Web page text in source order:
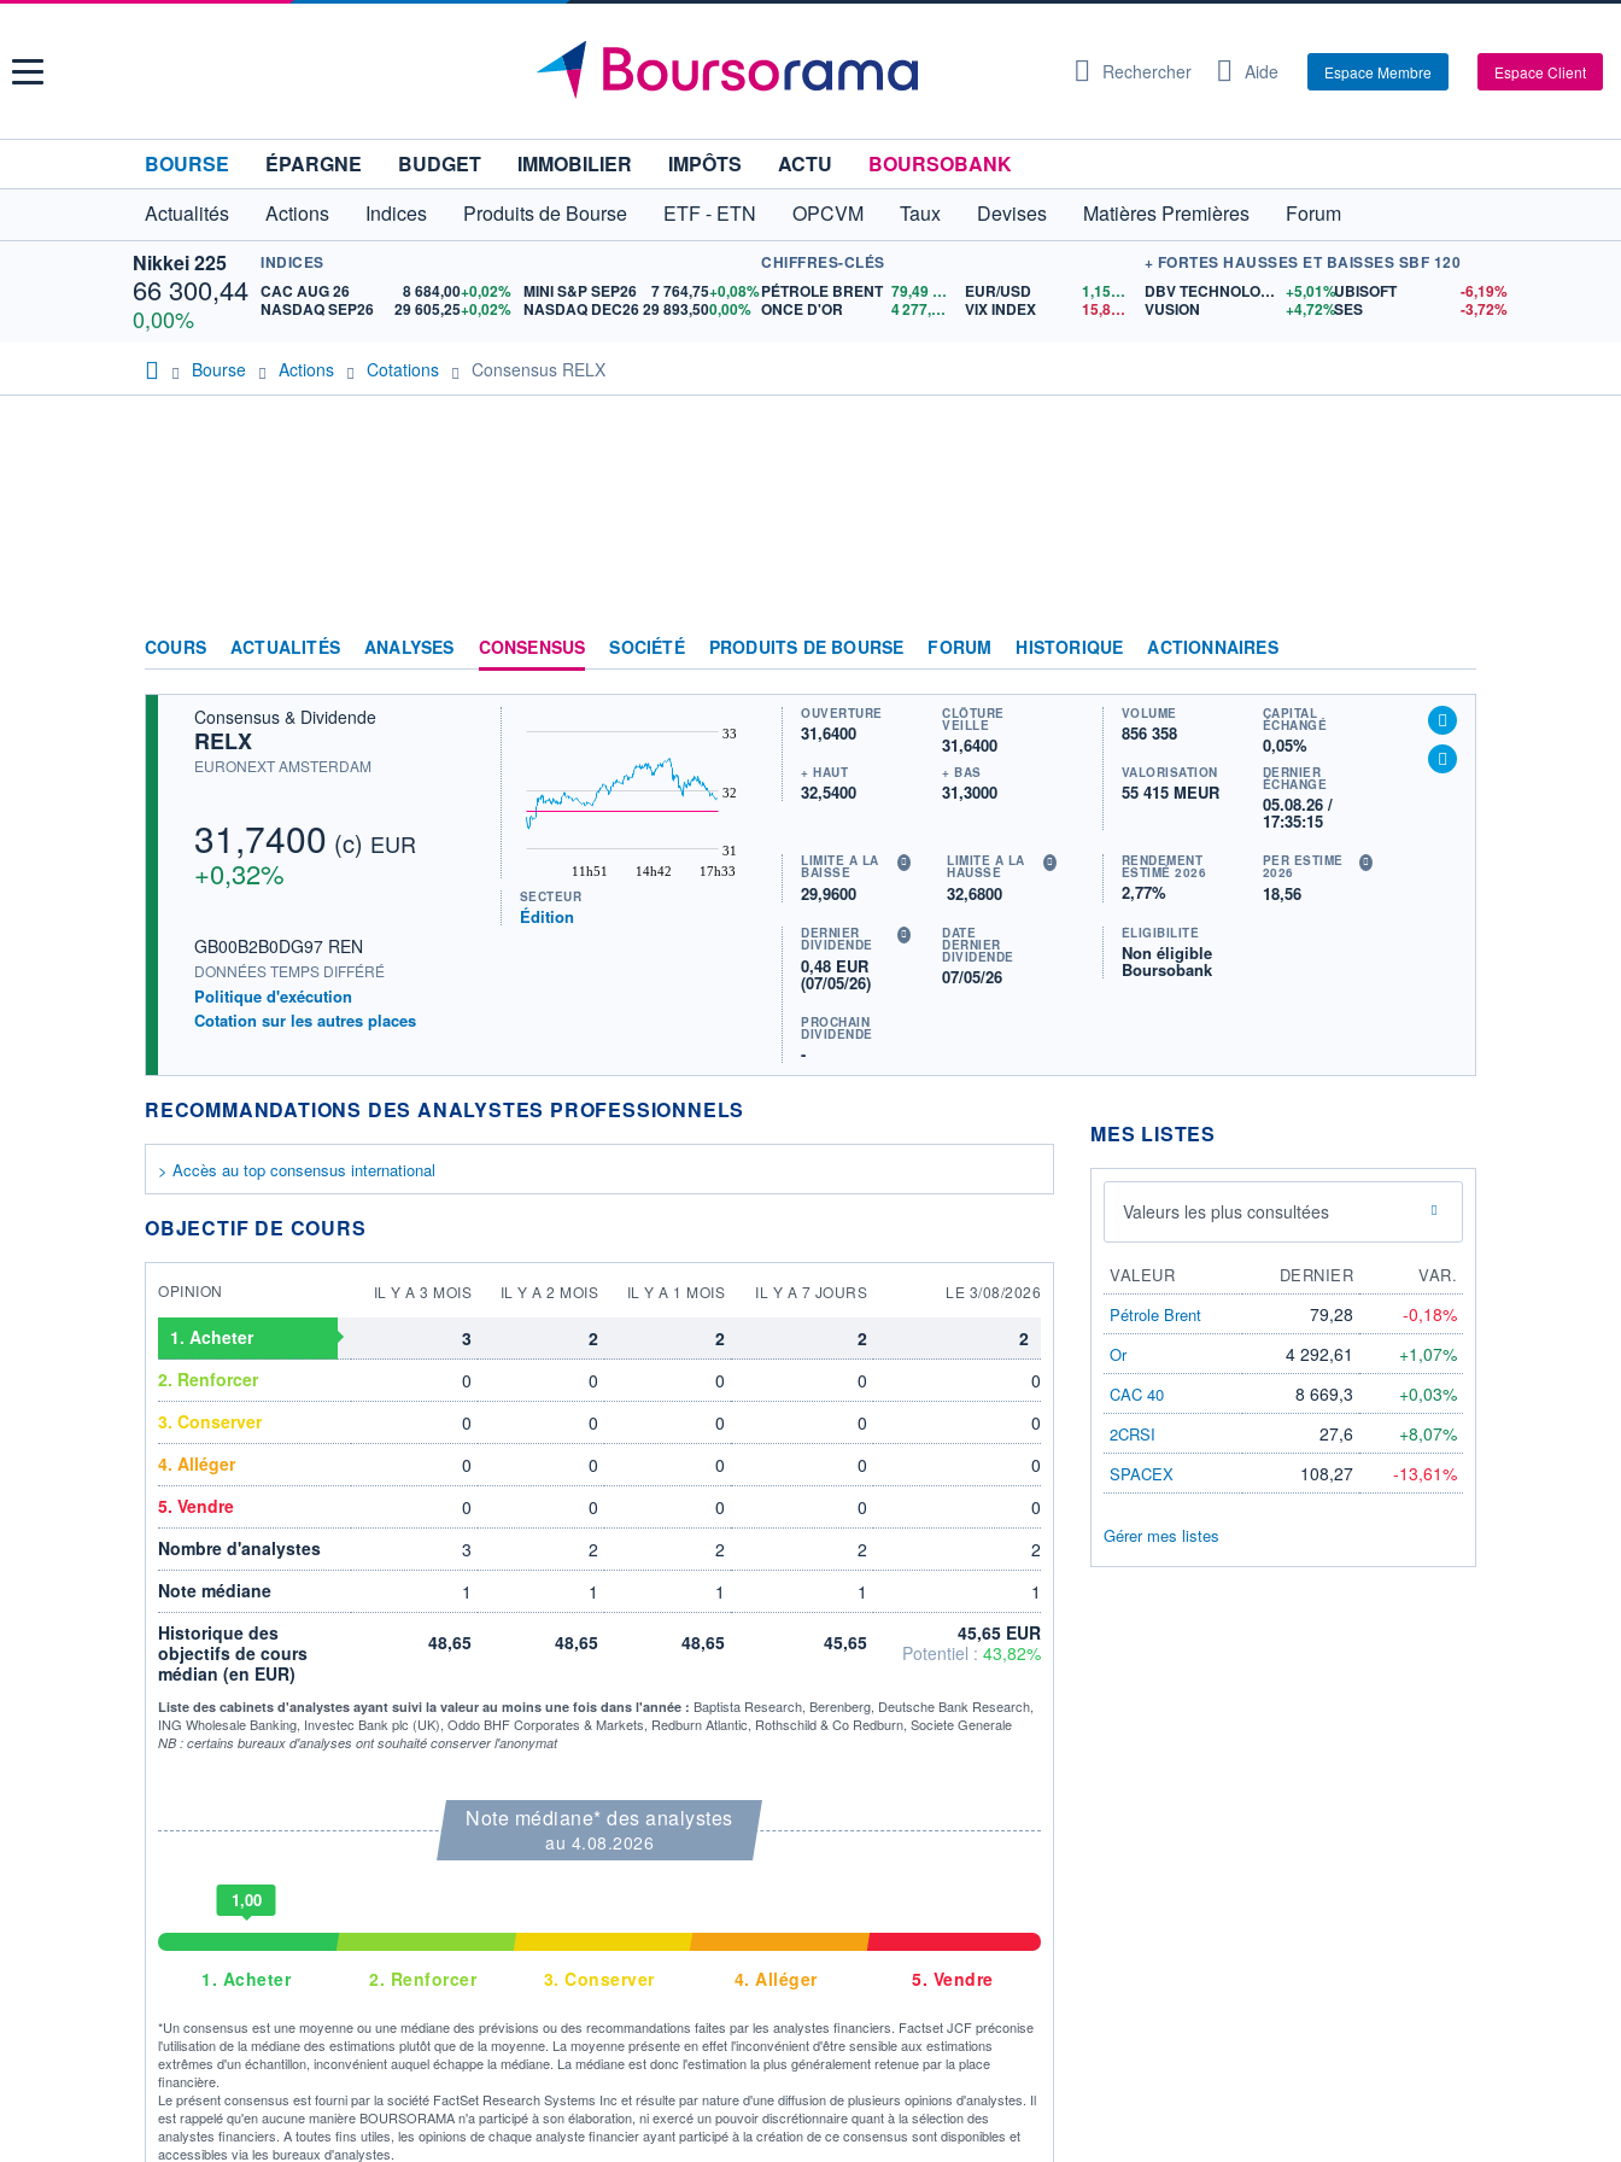
Menu Rechercher Aide Espace Membre Espace Client
BOURSE ÉPARGNE BUDGET IMMOBILIER IMPÔTS ACTU
BOURSOBANK
Actualités
Actions Indices Produits de Bourse ETF - ETN OPCVM Taux Devises Matières Premières
Forum
Nikkei 225
66 300,44
0,00%
INDICES
CAC AUG 26
8 684,00+0,02%
NASDAQ SEP26
29 605,25+0,02%
MINI S&P SEP26 7 764,75+0,08%
NASDAQ DEC2629 893,500,00%
CHIFFRES-CLÉS
PÉTROLE BRENT 79,49$US
ONCE D'OR
4 277,74 $US
EUR/USD 1,1556
$US
VIX INDEX
15,81$US
+ FORTES HAUSSES ET BAISSES SBF 120
DBV TECHNOLOGIES +5,01%
VUSION
+4,72%
UBISOFT
-6,19%
SES
-3,72%
Bourse Actions Cotations Consensus RELX
COURS ACTUALITÉS ANALYSES CONSENSUS SOCIÉTÉ PRODUITS DE BOURSE FORUM HISTORIQUE ACTIONNAIRES
Consensus & Dividende
RELX
EURONEXT AMSTERDAM
31,7400 (c) EUR
+0,32%
GB00B2B0DG97 REN
DONNÉES TEMPS DIFFÉRÉ
Politique d'exécution
Cotation sur les autres places
11h51 14h42 17h33
31
32
33
SECTEUR
Édition
OUVERTURE
31,6400
CLÔTURE
VEILLE
31,6400
+ HAUT
32,5400
+ BAS
31,3000
VOLUME
856 358
CAPITAL
ÉCHANGÉ
0,05%
VALORISATION
55 415 MEUR
DERNIER
ÉCHANGE
05.08.26 /
17:35:15
LIMITE À LA
BAISSE
29,9600
LIMITE À LA
HAUSSE
32,6800
RENDEMENT
ESTIMÉ 2026
2,77%
PER ESTIMÉ
2026
18,56
DERNIER
DIVIDENDE
0,48 EUR
(07/05/26)
DATE
DERNIER
DIVIDENDE
07/05/26
PROCHAIN
DIVIDENDE
-
ÉLIGIBILITÉ
Non éligible
Boursobank
RECOMMANDATIONS DES ANALYSTES PROFESSIONNELS
> Accès au top consensus international
OBJECTIF DE COURS
OPINION IL Y A 3 MOIS IL Y A 2 MOIS IL Y A 1 MOIS IL Y A 7 JOURS LE 3/08/2026
1. Acheter 3 2 2 2
2
2. Renforcer
0 0 0 0
0
3. Conserver
0 0 0 0
0
4. Alléger
0 0 0 0
0
5. Vendre
0 0 0 0
0
Nombre d'analystes
3 2 2 2
2
Note médiane
1 1 1 1
1
Historique des
objectifs de cours
médian (en EUR)
48,65 48,65 48,65 45,65
45,65 EUR
Potentiel : 43,82%
Liste des cabinets d'analystes ayant suivi la valeur au moins une fois dans l'année : Baptista Research, Berenberg, Deutsche Bank Research,
ING Wholesale Banking, Investec Bank plc (UK), Oddo BHF Corporates & Markets, Redburn Atlantic, Rothschild & Co Redburn, Societe Generale
NB : certains bureaux d'analyses ont souhaité conserver l'anonymat
Note médiane* des analystes
au 4.08.2026
1,00
1. Acheter 2. Renforcer 3. Conserver 4. Alléger 5. Vendre
*Un consensus est une moyenne ou une médiane des prévisions ou des recommandations faites par les analystes financiers. Factset JCF préconise
l'utilisation de la médiane des estimations plutôt que de la moyenne. La moyenne présente en effet l'inconvénient d'être sensible aux estimations
extrêmes d'un échantillon, inconvénient auquel échappe la médiane. La médiane est donc l'estimation la plus généralement retenue par la place
financière.
Le présent consensus est fourni par la société FactSet Research Systems Inc et résulte par nature d'une diffusion de plusieurs opinions d'analystes. Il
est rappelé qu'en aucune manière BOURSORAMA n'a participé à son élaboration, ni exercé un pouvoir discrétionnaire quant à la sélection des
analystes financiers. A toutes fins utiles, les opinions de chaque analyste financier ayant participé à la création de ce consensus sont disponibles et
accessibles via les bureaux d'analystes.
MES LISTES
Valeurs les plus consultées
VALEUR DERNIER
VAR.
Pétrole Brent
79,28 -0,18%
Or 4 292,61 +1,07%
CAC 40 8 669,3 +0,03%
2CRSI 27,6 +8,07%
SPACEX 108,27 -13,61%
Gérer mes listes